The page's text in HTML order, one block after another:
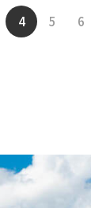
4 5 6